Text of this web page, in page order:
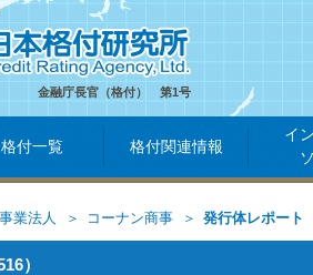
金融庁長官（格付） 第1号
格付一覧 格付関連情報
イ
事業法人 コーナン商事 発行体レポート
）